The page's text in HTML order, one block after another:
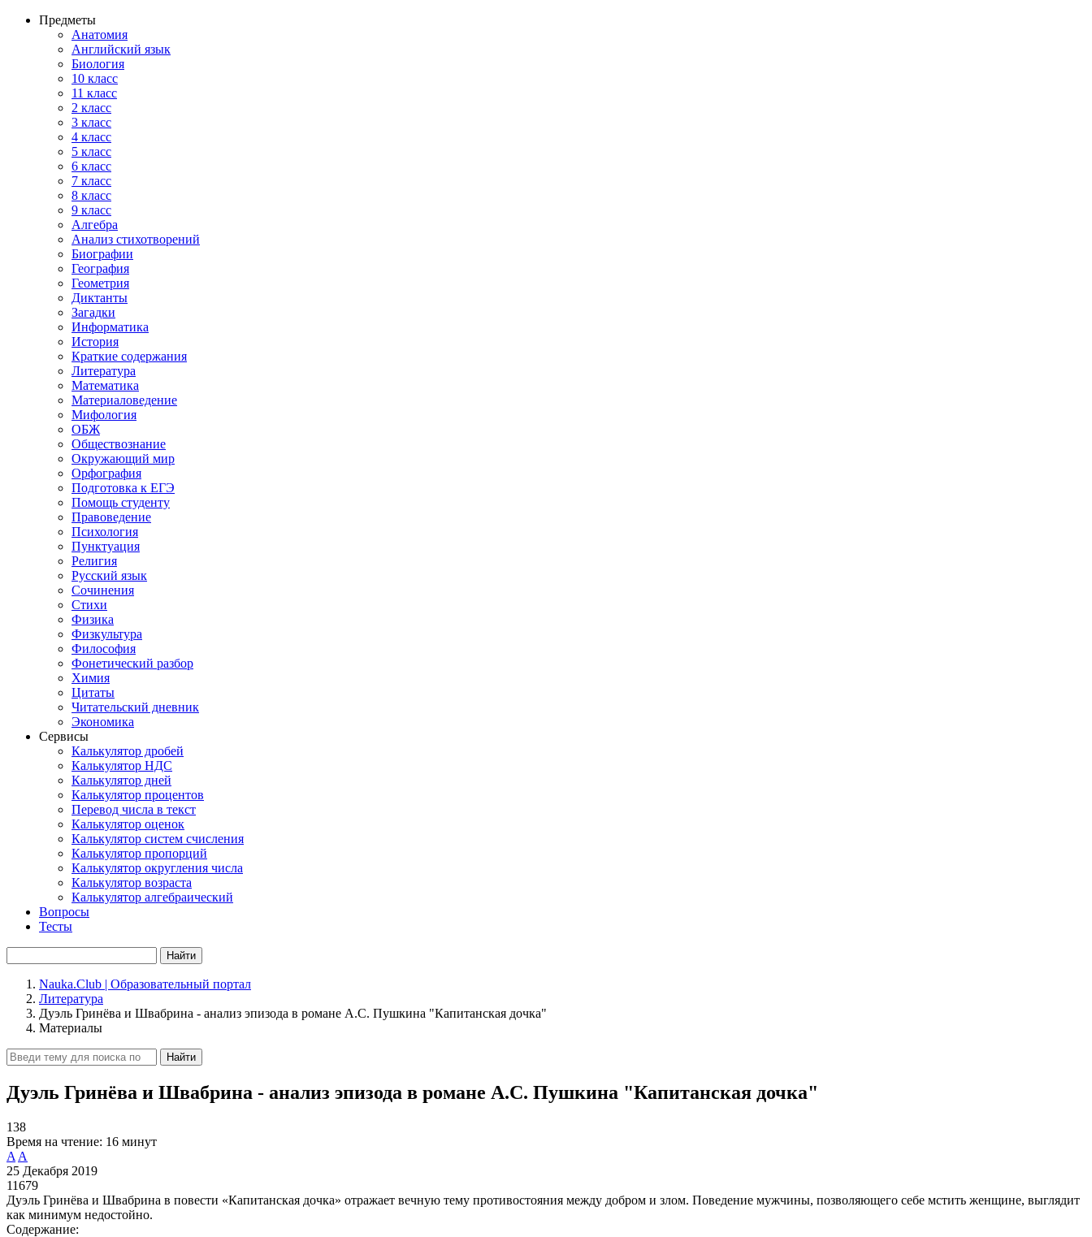
Предметы
Анатомия
Английский язык
Биология
10 класс
11 класс
2 класс
3 класс
4 класс
5 класс
6 класс
7 класс
8 класс
9 класс
Алгебра
Анализ стихотворений
Биографии
География
Геометрия
Диктанты
Загадки
Информатика
История
Краткие содержания
Литература
Математика
Материаловедение
Мифология
ОБЖ
Обществознание
Окружающий мир
Орфография
Подготовка к ЕГЭ
Помощь студенту
Правоведение
Психология
Пунктуация
Религия
Русский язык
Сочинения
Стихи
Физика
Физкультура
Философия
Фонетический разбор
Химия
Цитаты
Читательский дневник
Экономика
Сервисы
Калькулятор дробей
Калькулятор НДС
Калькулятор дней
Калькулятор процентов
Перевод числа в текст
Калькулятор оценок
Калькулятор систем счисления
Калькулятор пропорций
Калькулятор округления числа
Калькулятор возраста
Калькулятор алгебраический
Вопросы
Тесты
Найти
Nauka.Club | Образовательный портал
Литература
Дуэль Гринёва и Швабрина - анализ эпизода в романе А.С. Пушкина "Капитанская дочка"
Материалы
Найти
Дуэль Гринёва и Швабрина - анализ эпизода в романе А.С. Пушкина "Капитанская дочка"
138
Время на чтение: 16 минут
A A
25 Декабря 2019
11679
Дуэль Гринёва и Швабрина в повести «Капитанская дочка» отражает вечную тему противостояния между добром и злом. Поведение мужчины, позволяющего себе мстить женщине, выглядит
как минимум недостойно.
Содержание: